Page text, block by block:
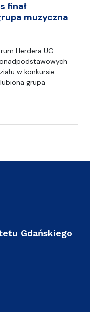
finał
muzyczna
Herdera UG
w konkursie
grupa
Gdańskiego